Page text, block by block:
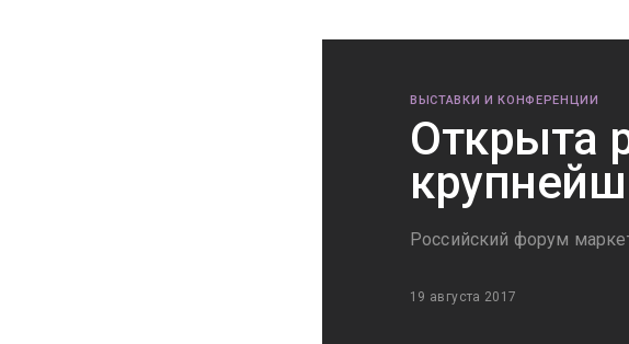
ВЫСТАВКИ И КОНФЕРЕНЦИИ
Открыта
Российский форум
19 августа 2017